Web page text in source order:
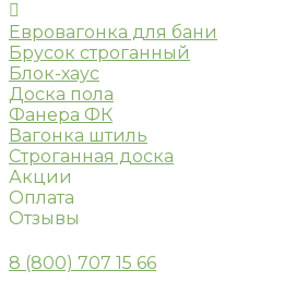
Евровагонка для бани
Брусок строганный
Блок-хаус
Доска пола
Фанера ФК
Вагонка штиль
Строганная доска
Акции
Оплата
Отзывы
8 (800) 707 15 66